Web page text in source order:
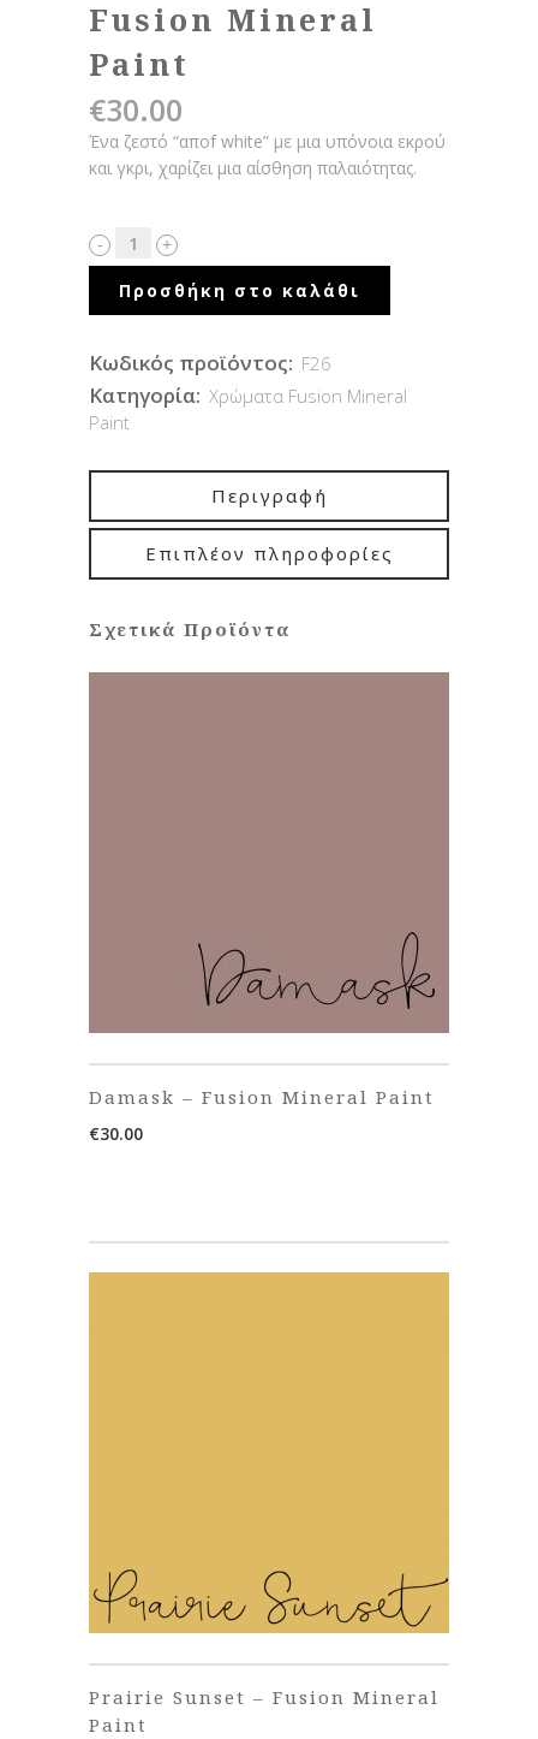
Fusion Mineral
Paint
€30.00
Ένα ζεστό “αποf white” με μια υπόνοια εκρού
και γκρι, χαρίζει μια αίσθηση παλαιότητας.
Προσθήκη στο καλάθι
Κωδικός προϊόντος: F26
Κατηγορία: Χρώματα Fusion Mineral
Paint
Περιγραφή
Επιπλέον πληροφορίες
Σχετικά Προϊόντα
Damask – Fusion Mineral Paint
€30.00
Prairie Sunset – Fusion Mineral
Paint